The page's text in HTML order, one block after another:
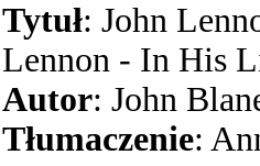
Tytuł: John
Lennon - In His
Autor: John
Tłumaczenie: